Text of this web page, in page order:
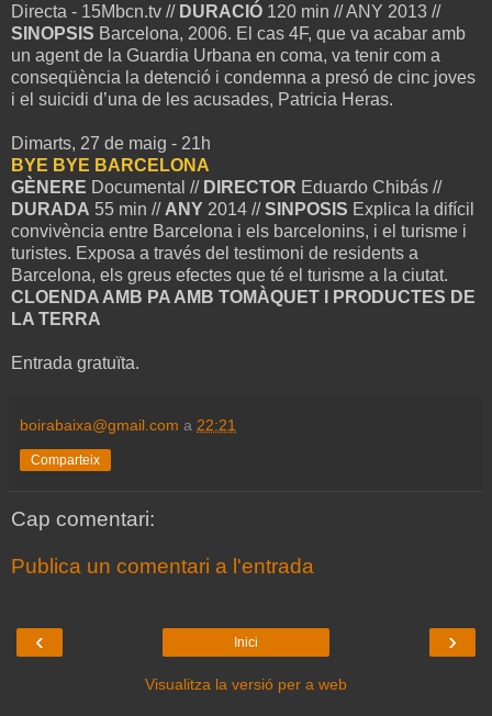
Directa - 15Mbcn.tv // DURACIÓ 120 min // ANY 2013 //
SINOPSIS Barcelona, 2006. El cas 4F, que va acabar amb
un agent de la Guardia Urbana en coma, va tenir com a
conseqüència la detenció i condemna a presó de cinc joves
i el suicidi d’una de les acusades, Patricia Heras.
Dimarts, 27 de maig - 21h
BYE BYE BARCELONA
GÈNERE Documental // DIRECTOR Eduardo Chibás //
DURADA 55 min // ANY 2014 //SINPOSIS Explica la difícil
convivència entre Barcelona i els barcelonins, i el turisme i
turistes. Exposa a través del testimoni de residents a
Barcelona, els greus efectes que té el turisme a la ciutat.
CLOENDA AMB PA AMB TOMÀQUET I PRODUCTES DE
LA TERRA
Entrada gratuïta.
boirabaixa@gmail.com a 22:21
Comparteix
Cap comentari:
Publica un comentari a l'entrada
‹ ›
Inici
Visualitza la versió per a web